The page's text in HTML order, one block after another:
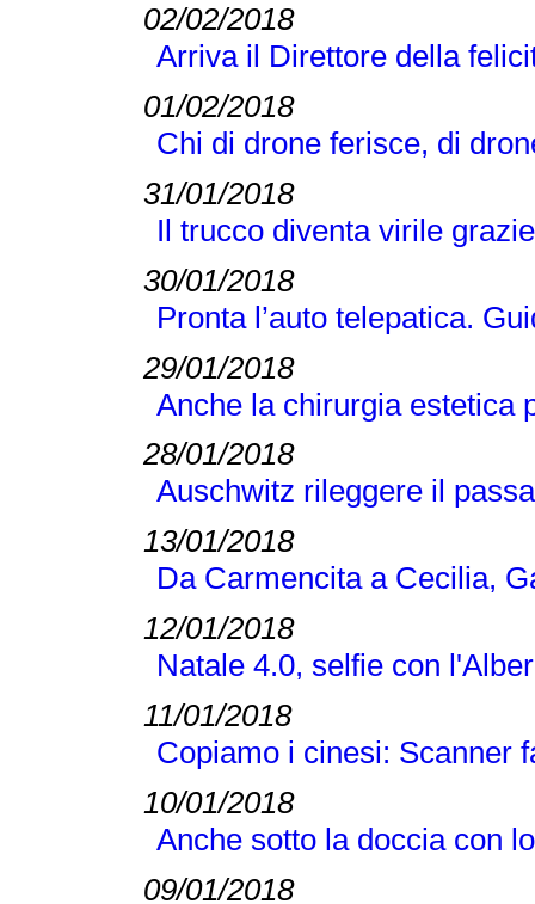
02/02/2018
Arriva il Direttore della
01/02/2018
Chi di drone ferisce, di
31/01/2018
Il trucco diventa virile
30/01/2018
Pronta l’auto telepatica.
29/01/2018
Anche la chirurgia estetica
28/01/2018
Auschwitz rileggere il
13/01/2018
Da Carmencita a Cecilia,
12/01/2018
Natale 4.0, selfie con
11/01/2018
Copiamo i cinesi: Scanner
10/01/2018
Anche sotto la doccia con
09/01/2018